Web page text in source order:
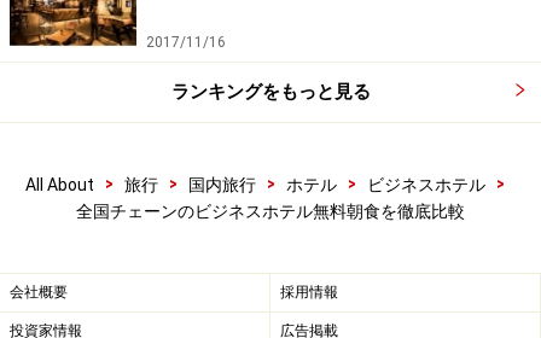
2017/11/16
ランキングをもっと見る
All About > 旅行 > 国内旅行 > ホテル > ビジネスホテル
>
全国チェーンのビジネスホテル無料朝食を徹底比較
会社概要 採用情報
投資家情報 広告掲載